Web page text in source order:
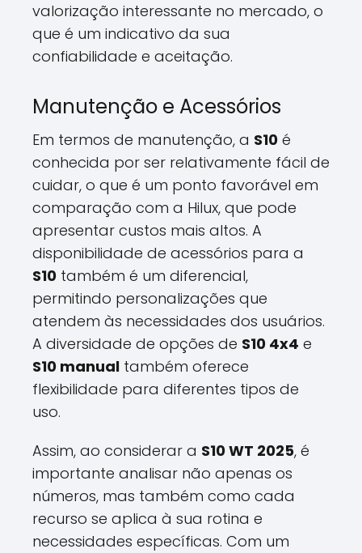
valorização interessante no mercado, o
que é um indicativo da sua
confiabilidade e aceitação.
Manutenção e Acessórios
Em termos de manutenção, a S10 é
conhecida por ser relativamente fácil de
cuidar, o que é um ponto favorável em
comparação com a Hilux, que pode
apresentar custos mais altos. A
disponibilidade de acessórios para a
S10 também é um diferencial,
permitindo personalizações que
atendem às necessidades dos usuários.
A diversidade de opções de S10 4x4 e
S10 manual também oferece
flexibilidade para diferentes tipos de
uso.
Assim, ao considerar a S10 WT 2025, é
importante analisar não apenas os
números, mas também como cada
recurso se aplica à sua rotina e
necessidades específicas. Com um